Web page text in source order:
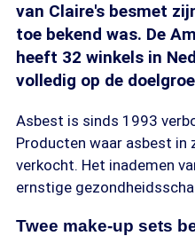
van Claire's besmet
toe bekend was. De
heeft 32 winkels in
volledig op de
Asbest is sinds 1993
Producten waar asbest in
verkocht. Het inademen
ernstige
Twee make-up sets